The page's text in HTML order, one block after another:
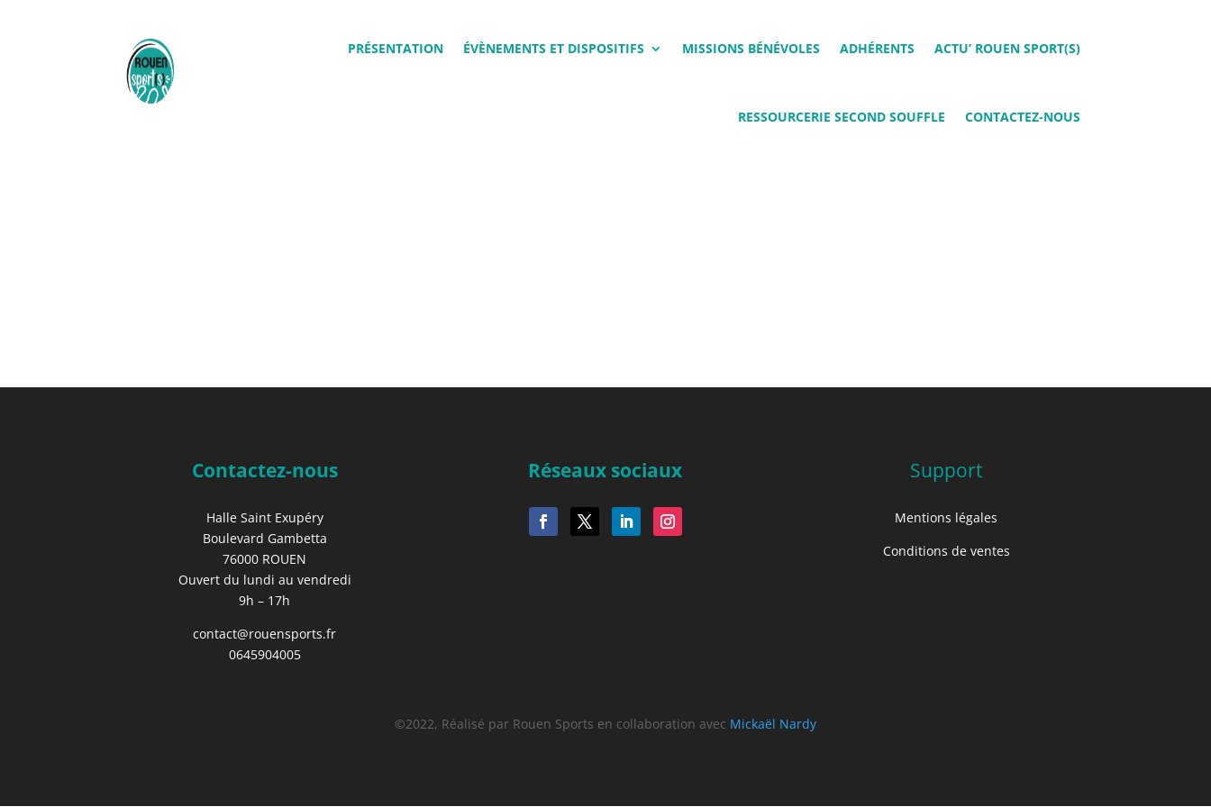
PRÉSENTATION ÉVÈNEMENTS ET DISPOSITIFS MISSIONS BÉNÉVOLES ADHÉRENTS ACTU’ ROUEN SPORT(S)
RESSOURCERIE SECOND SOUFFLE CONTACTEZ-NOUS
Contactez-nous
Halle Saint Exupéry
Boulevard Gambetta
76000 ROUEN
Ouvert du lundi au vendredi
9h – 17h
contact@rouensports.fr
0645904005
Réseaux sociaux Support
Mentions légales
Conditions de ventes
©2022, Réalisé par Rouen Sports en collaboration avec Mickaël Nardy